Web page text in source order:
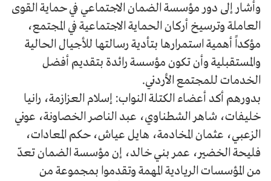
وأشار إلى دور مؤسسة الضمان الاجتماعي في حماية القوى
العاملة وترسيخ أركان الحماية الاجتماعية في المجتمع،
مؤكداً أهمية استمرارها بتأدية رسالتها للأجيال الحالية
والمستقبلية وأن تكون مؤسسة رائدة بتقديم أفضل
الخدمات للمجتمع الأردني.
بدورهم أكد أعضاء الكتلة النواب: إسلام العزازمة، رانيا
خليفات، شاهر الشطناوي، عبد الناصر الخصاونة، عوني
الزعبي، عثمان المخادمة، هايل عياش، حكم المعادات،
فليحة الخضير، عمر بني خالد، إن مؤسسة الضمان تعدّ
من المؤسسات الريادية المهمة وتقدموا بمجموعة من